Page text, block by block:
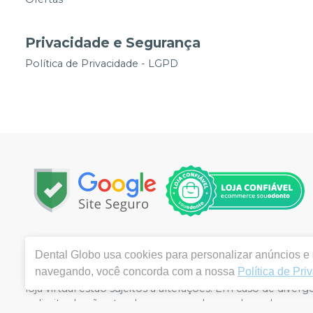
Privacidade e Segurança
Política de Privacidade - LGPD
Vila Queiroz – Limeira / SP | Autorizações de
(2.09625.4) | Responsável Técnico: Gilberto Braz dos
loja virtual estão sujeitos a alterações. Em caso de
o direito de não atender compras de grandes volumes
Dental Globo usa cookies para personalizar anúncios
navegando, você concorda com a nossa Política de